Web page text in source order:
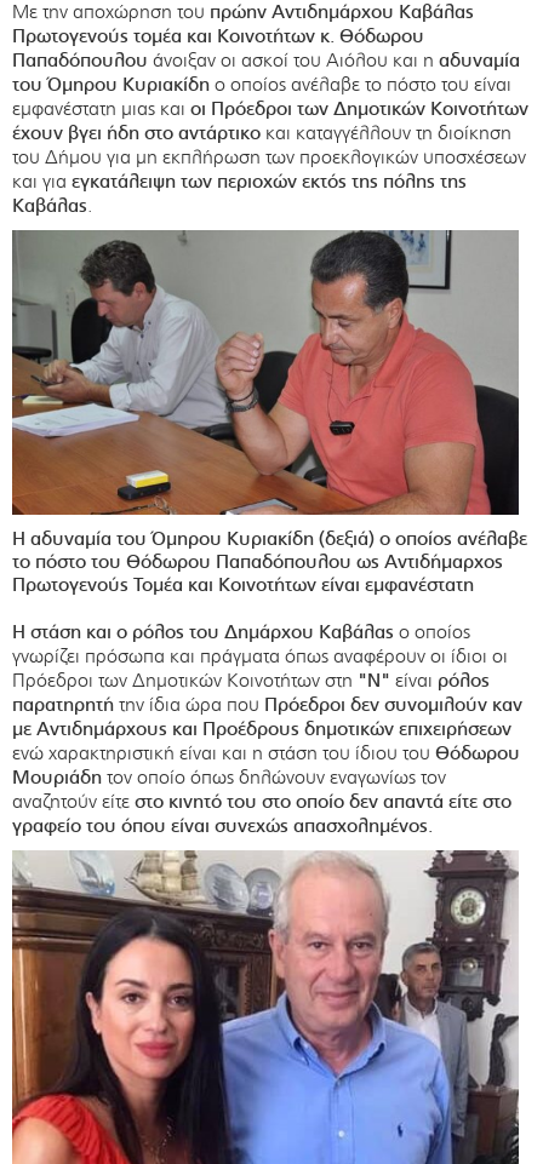
Με την αποχώρηση του πρώην Αντιδημάρχου Καβάλας
Πρωτογενούς τομέα και Κοινοτήτων κ. Θόδωρου
Παπαδόπουλου άνοιξαν οι ασκοί του Αιόλου και η αδυναμία
του Όμηρου Κυριακίδη ο οποίος ανέλαβε το πόστο του είναι
εμφανέστατη μιας και οι Πρόεδροι των Δημοτικών Κοινοτήτων
έχουν βγει ήδη στο αντάρτικο και καταγγέλλουν τη διοίκηση
του Δήμου για μη εκπλήρωση των προεκλογικών υποσχέσεων
και για εγκατάλειψη των περιοχών εκτός της πόλης της
Καβάλας.
Η αδυναμία του Όμηρου Κυριακίδη (δεξιά) ο οποίος ανέλαβε
το πόστο του Θόδωρου Παπαδόπουλου ως Αντιδήμαρχος
Πρωτογενούς Τομέα και Κοινοτήτων είναι εμφανέστατη
Η στάση και ο ρόλος του Δημάρχου Καβάλας ο οποίος
γνωρίζει πρόσωπα και πράγματα όπως αναφέρουν οι ίδιοι οι
Πρόεδροι των Δημοτικών Κοινοτήτων στη "Ν" είναι ρόλος
παρατηρητή την ίδια ώρα που Πρόεδροι δεν συνομιλούν καν
με Αντιδημάρχους και Προέδρους δημοτικών επιχειρήσεων
ενώ χαρακτηριστική είναι και η στάση του ίδιου του Θόδωρου
Μουριάδη τον οποίο όπως δηλώνουν εναγωνίως τον
αναζητούν είτε στο κινητό του στο οποίο δεν απαντά είτε στο
γραφείο του όπου είναι συνεχώς απασχολημένος.